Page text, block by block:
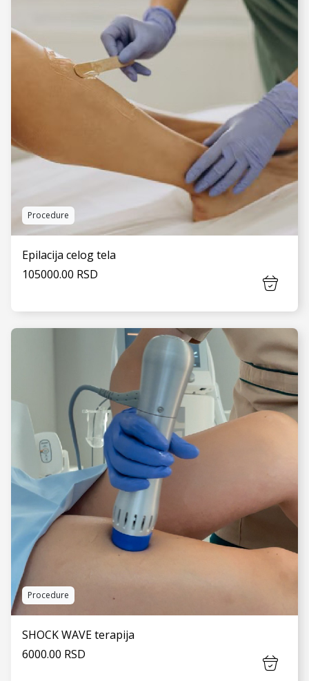
Procedure
Epilacija celog tela
105000.00 RSD
Procedure
SHOCK WAVE terapija
6000.00 RSD